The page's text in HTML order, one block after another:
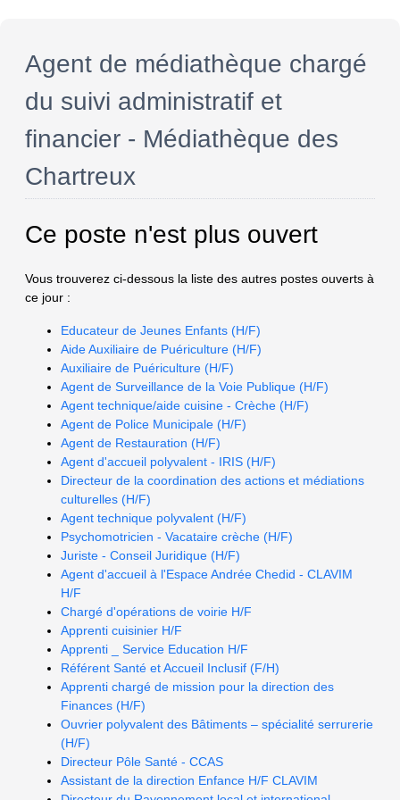
Agent de médiathèque chargé
du suivi administratif et
financier - Médiathèque des
Chartreux
Ce poste n'est plus ouvert
Vous trouverez ci-dessous la liste des autres postes ouverts à
ce jour :
Educateur de Jeunes Enfants (H/F)
Aide Auxiliaire de Puériculture (H/F)
Auxiliaire de Puériculture (H/F)
Agent de Surveillance de la Voie Publique (H/F)
Agent technique/aide cuisine - Crèche (H/F)
Agent de Police Municipale (H/F)
Agent de Restauration (H/F)
Agent d'accueil polyvalent - IRIS (H/F)
Directeur de la coordination des actions et médiations
culturelles (H/F)
Agent technique polyvalent (H/F)
Psychomotricien - Vacataire crèche (H/F)
Juriste - Conseil Juridique (H/F)
Agent d'accueil à l'Espace Andrée Chedid - CLAVIM
H/F
Chargé d'opérations de voirie H/F
Apprenti cuisinier H/F
Apprenti _ Service Education H/F
Référent Santé et Accueil Inclusif (F/H)
Apprenti chargé de mission pour la direction des
Finances (H/F)
Ouvrier polyvalent des Bâtiments – spécialité serrurerie
(H/F)
Directeur Pôle Santé - CCAS
Assistant de la direction Enfance H/F CLAVIM